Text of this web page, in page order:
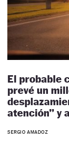
El probable
prevé un
atención” y
SERGIO AMADOZ